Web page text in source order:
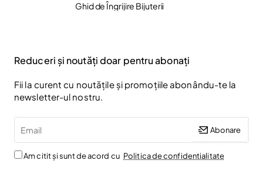
Ghid de Îngrijire Bijuterii
Reduceri și noutăți doar pentru abonați
Fii la curent cu noutățile și promoțiile abonându-te la
newsletter-ul nostru.
Abonare
Am citit și sunt de acord cu Politica de confidentialitate